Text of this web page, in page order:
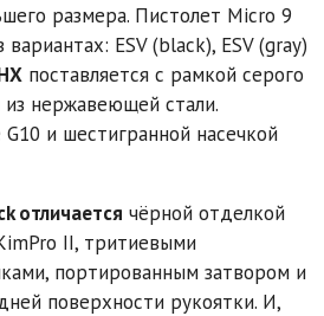
размера. Пистолет Micro 9
вариантах: ESV (black), ESV (gray)
поставляется с рамкой серого
нержавеющей стали.
и шестигранной насечкой
отличается чёрной отделкой
II, тритиевыми
портированным затвором и
поверхности рукоятки. И,